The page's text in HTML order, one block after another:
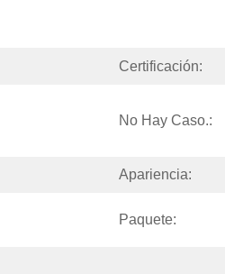
Certificación:
No Hay Caso.:
Apariencia:
Paquete: